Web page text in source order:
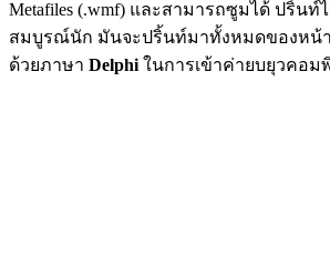
Metafiles (.wmf) และสามารถซูมได้ ปริ้น
สมบูรณ์นัก มันจะปริ้นท์มาทั้งหมดของหน้า
ด้วยภาษา Delphiในการเข้าค่ายบยุวคอม